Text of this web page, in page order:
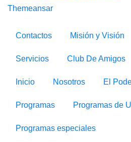
Themeansar
Contactos Misión y Visión
Servicios Club De Amigos
Inicio Nosotros El
Programas Programas de
Programas especiales